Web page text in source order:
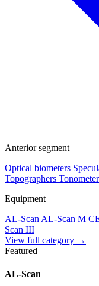
Anterior segment
Optical biometers
Topographers
Equipment
AL-Scan AL-Scan M
Scan III
View full category →
Featured
AL-Scan